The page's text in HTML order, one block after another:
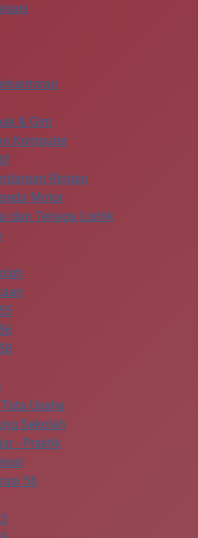
& Gim
Komputer
Ringan
Motor
dan Tenaga Listrik
Usaha
Sekolah
- Praktik
56